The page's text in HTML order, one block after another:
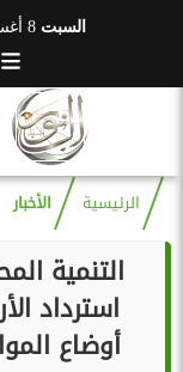
السبت 8 أغسطس 2026
الرئيسية الأخبار
التنمية
استرداد
أوضاع